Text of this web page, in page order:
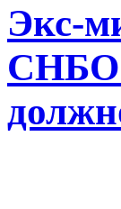
Экс-
СНБО